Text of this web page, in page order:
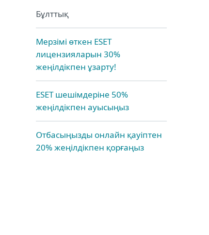
Бұлттық
Мерзімі өткен ESET
лицензияларын 30%
жеңілдікпен ұзарту!
ESET шешімдеріне 50%
жеңілдікпен ауысыңыз
Отбасыңызды онлайн қауіптен
20% жеңілдікпен қорғаңыз